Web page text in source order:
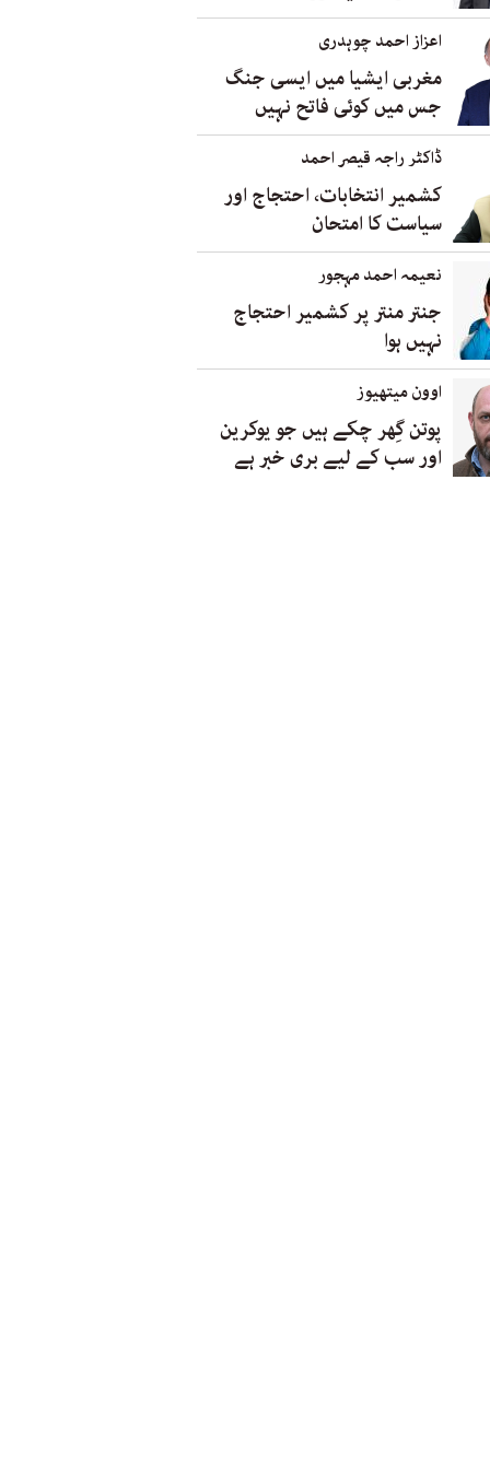
اعزاز احمد چوہدری
مغربی ایشیا میں ایسی جنگ
جس میں کوئی فاتح نہیں
ڈاکٹر راجہ قیصر احمد
کشمیر انتخابات، احتجاج اور
سیاست کا امتحان
نعیمہ احمد مہجور
جنتر منتر پر کشمیر احتجاج
نہیں ہوا
اوون میتھیوز
پوتن گِھر چکے ہیں جو یوکرین
اور سب کے لیے بری خبر ہے